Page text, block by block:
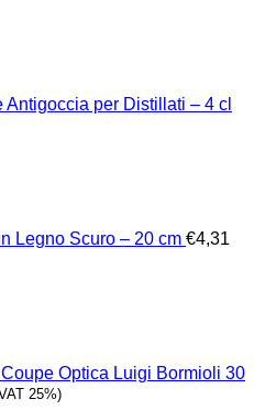
Antigoccia per Distillati – 4 cl
Legno Scuro – 20 cm €4,31
Optica Luigi Bormioli 30
25%)